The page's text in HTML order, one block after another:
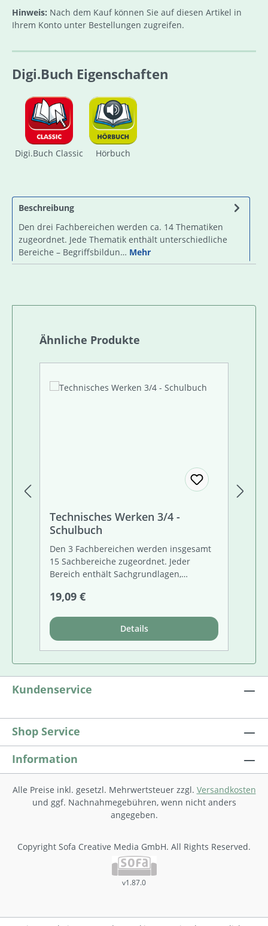
Hinweis: Nach dem Kauf können Sie auf diesen Artikel in
Ihrem Konto unter Bestellungen zugreifen.
Digi.Buch Eigenschaften
Digi.Buch Classic Hörbuch
Beschreibung
Den drei Fachbereichen werden ca. 14 Thematiken
zugeordnet. Jede Thematik enthält unterschiedliche
Bereiche – Begriffsbildun… Mehr
Produktgalerie überspringen
Ähnliche Produkte
Technisches Werken 3/4 -
Schulbuch
Den 3 Fachbereichen werden insgesamt
15 Sachbereiche zugeordnet. Jeder
Bereich enthält Sachgrundlagen,
Werkthemen mit unterschiedlichen
Band "Arbeitsblätter Technisches Werken
für die 3. und 4. Klasse HS und AHS".
Regulärer Preis:
19,09 €
Details
Kundenservice
Shop Service
Information
Alle Preise inkl. gesetzl. Mehrwertsteuer zzgl. Versandkosten
und ggf. Nachnahmegebühren, wenn nicht anders
angegeben.
Copyright Sofa Creative Media GmbH. All Rights Reserved.
v1.87.0